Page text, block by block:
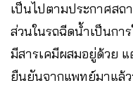
เป็นไปตามประกาศสถ
ส่วนในรถฉีดน้ำเป็นกา
มีสารเคมีผสมอยู่ด้วย
ยืนยันจากแพทย์มาแล้ว